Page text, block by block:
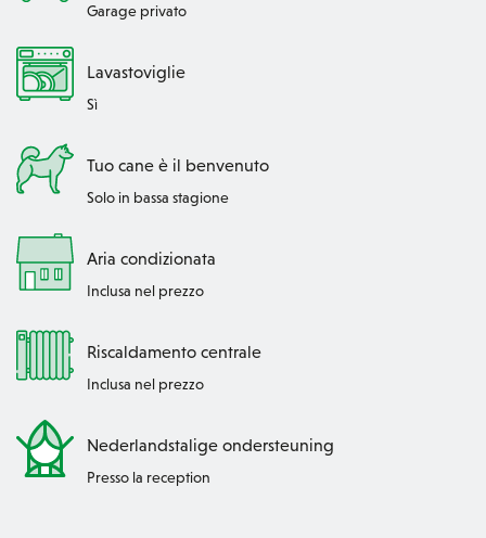
Garage privato
Lavastoviglie
Sì
Tuo cane è il benvenuto
Solo in bassa stagione
Aria condizionata
Inclusa nel prezzo
Riscaldamento centrale
Inclusa nel prezzo
Nederlandstalige ondersteuning
Presso la reception